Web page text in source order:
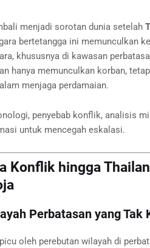
menjadi sorotan dunia setelah
bertetangga ini memunculkan
khususnya di kawasan
hanya memunculkan korban,
menjaga perdamaian.
penyebab konflik, analisis
untuk mencegah eskalasi.
Konflik hingga
Perbatasan yang Tak
oleh perebutan wilayah di